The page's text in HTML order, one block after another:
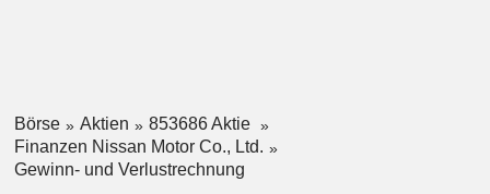
Börse Aktien
853686 Aktie
Finanzen Nissan Motor Co., Ltd.
Gewinn- und Verlustrechnung